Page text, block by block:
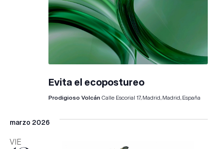
Evita el ecopostureo
Prodigioso Volcán Calle Escorial 17, Madrid, Madrid, España
marzo 2026
VIE